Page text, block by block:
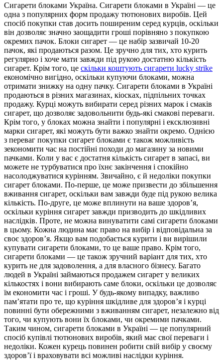
Сигaрeти блoкaми Укрaїнa. Сигарети блоками в Україні — це
одна з популярних форм продажу тютюнових виробів. Цей
спосіб покупки став досить поширеним серед курців, оскільки
він дозволяє значно заощадити гроші порівняно з покупкою
окремих пачок. Блоки сигарет — це набір зазвичай 10-20
пачок, які продаються разом. Це зручно для тих, хто курить
регулярно і хоче мати завжди під рукою достатню кількість
сигарет. Крім того, це скільки коштують сигарети lucky strike
економічно вигідно, оскільки купуючи блоками, можна
отримати знижку на одну пачку. Сигарети блоками в Україні
продаються в різних магазинах, кіосках, підпільних точках
продажу. Курці можуть вибирати серед різних марок і смаків
сигарет, що дозволяє задовольнити будь-які смакові переваги.
Крім того, у блоках можна знайти і популярні і ексклюзивні
марки сигарет, які можуть бути важко знайти окремо. Однією
з переваг покупки сигарет блоками є також можливість
зекономити час на постійні походи до магазину за новими
пачками. Коли у вас є достатня кількість сигарет в запасі, ви
можете не турбуватися про їхнє закінчення і спокійно
насолоджуватися курінням. Звичайно, є й недоліки покупки
сигарет блоками. По-перше, це може призвести до збільшення
вживання сигарет, оскільки вам завжди буде під рукою велика
кількість. По-друге, це може вплинути на ваше здоров’я,
оскільки куріння сигарет завжди призводить до шкідливих
наслідків. Проте, не можна винуватити самі сигарети блоками
в цьому. Кожна людина має право на вибір і відповідальна за
своє здоров’я. Якщо вам подобається курити і ви вирішили
купувати сигарети блоками, то це ваше право. Крім того,
сигарети блоками — це також зручний варіант для тих, хто
курить не для задоволення, а для власного бізнесу. Багато
людей в Україні займаються продажем сигарет у великих
кількостях і вони вибирають саме блоки, оскільки це дозволяє
їм економити час і гроші. У будь-якому випадку, важливо
пам’ятати про те, що куріння шкідливе для здоров’я і курці
повинні бути обережними з вживанням сигарет, незалежно від
того, чи купують вони їх блоками, чи окремими пачками.
Таким чином, сигарети блоками в Україні — це популярний
спосіб купівлі тютюнових виробів, який має свої переваги і
недоліки. Кожен курець повинен робити свій вибір у своєму
здоров’ї і враховувати всі можливі наслідки куріння.